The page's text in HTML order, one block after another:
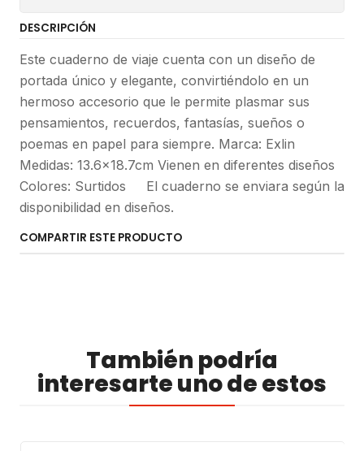
DESCRIPCIÓN
Este cuaderno de viaje cuenta con un diseño de
portada único y elegante, convirtiéndolo en un
hermoso accesorio que le permite plasmar sus
pensamientos, recuerdos, fantasías, sueños o
poemas en papel para siempre. Marca: Exlin
Medidas: 13.6x18.7cm Vienen en diferentes diseños
Colores: Surtidos El cuaderno se enviara según la
disponibilidad en diseños.
COMPARTIR ESTE PRODUCTO
También podría
interesarte uno de estos